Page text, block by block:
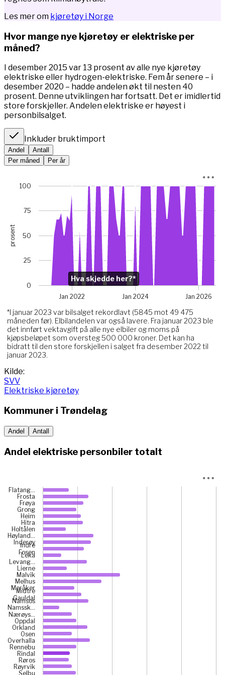
Les mer om kjøretøy i Norge
Hvor mange nye kjøretøy er elektriske per
måned?
I desember 2015 var 13 prosent av alle nye kjøretøy
elektriske eller hydrogen-elektriske. Fem år senere – i
desember 2020 – hadde andelen økt til nesten 40
prosent. Denne utviklingen har fortsatt. Det er imidlertid
store forskjeller. Andelen elektriske er høyest i
personbilsalget.
Inkluder bruktimport
Andel
Antall
Per måned
Per år
Chart with 67 data points.
*I januar 2023 var bilsalget rekordlavt (5845 mot 49
View as data table, Chart
The chart has 1 X axis displaying Time. Data ranges from
The chart has 1 Y axis displaying prosent. Data ranges
Chart annotations summary
Hva skjedde her?*. Related to Elektriske, data point
prosent
*I januar 2023 var bilsalget rekordlavt (5845 mot 49 475
måneden før). Elbilandelen var også lavere. Fra januar 2023 ble
det innført vektavgift på alle nye elbiler og moms på
kjøpsbeløpet som oversteg 500 000 kroner. Det kan ha
bidratt til den store forskjellen i salget fra desember 2022 til
januar 2023.
Jan 2022 Jan 2024 Jan 2026
0
25
50
75
100
Hva skjedde her?*
End of interactive chart.
Kilde:
SVV
Elektriske kjøretøy
Kommuner i Trøndelag
Andel Antall
Andel elektriske personbiler totalt
Bar chart with 38 bars.
View as data table, Chart
The chart has 1 X axis displaying categories.
The chart has 1 Y axis displaying prosent. Data ranges
Flatang…
Frøya
Heim
Holtålen
Inderøy
Leka
Lierne
Melhus
Midtre
Gauldal
Namssk…
Oppdal
Osen
Rennebu
Røros
Selbu
Frosta
Grong
Hitra
Høyland…
Indre
Fosen
Levang…
Malvik
Meråker
Namsos
Nærøys…
Orkland
Overhalla
Rindal
Røyrvik